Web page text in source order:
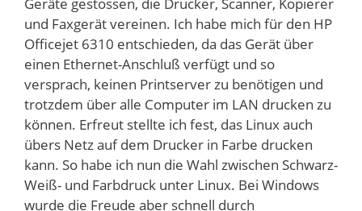
und Faxgerät vereinen. Ich habe mich für den HP
Officejet 6310 entschieden, da das Gerät über
einen Ethernet-Anschluß verfügt und so
versprach, keinen Printserver zu benötigen und
trotzdem über alle Computer im LAN drucken zu
können. Erfreut stellte ich fest, das Linux auch
übers Netz auf dem Drucker in Farbe drucken
kann. So habe ich nun die Wahl zwischen Schwarz-
Weiß- und Farbdruck unter Linux. Bei Windows
wurde die Freude aber schnell durch